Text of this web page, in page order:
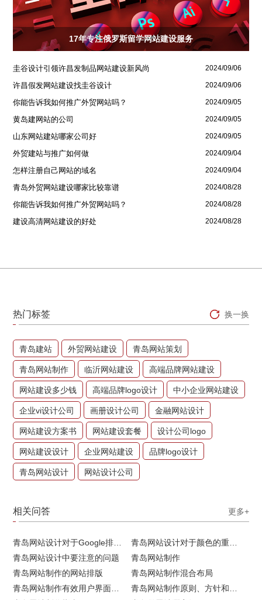
17年专注俄罗斯留学网站建设服务
圭谷设计引领许昌发制品网站建设新风尚 2024/09/06
许昌假发网站建设找圭谷设计 2024/09/06
你能告诉我如何推广外贸网站吗？ 2024/09/05
黄岛建网站的公司 2024/09/05
山东网站建站哪家公司好 2024/09/05
外贸建站与推广如何做 2024/09/04
怎样注册自己网站的域名 2024/09/04
青岛外贸网站建设哪家比较靠谱 2024/08/28
你能告诉我如何推广外贸网站吗？ 2024/08/28
建设高清网站建设的好处 2024/08/28
热门标签 换一换
青岛建站 外贸网站建设 青岛网站策划
青岛网站制作 临沂网站建设 高端品牌网站建设
网站建设多少钱 高端品牌logo设计 中小企业网站建设
企业vi设计公司 画册设计公司 金融网站设计
网站建设方案书 网站建设套餐 设计公司logo
网站建设设计 企业网站建设 品牌logo设计
青岛网站设计 网站设计公司
相关问答 更多+
青岛网站设计中要注意的问题
青岛网站制作
青岛网站制作的网站排版
青岛网站制作混合布局